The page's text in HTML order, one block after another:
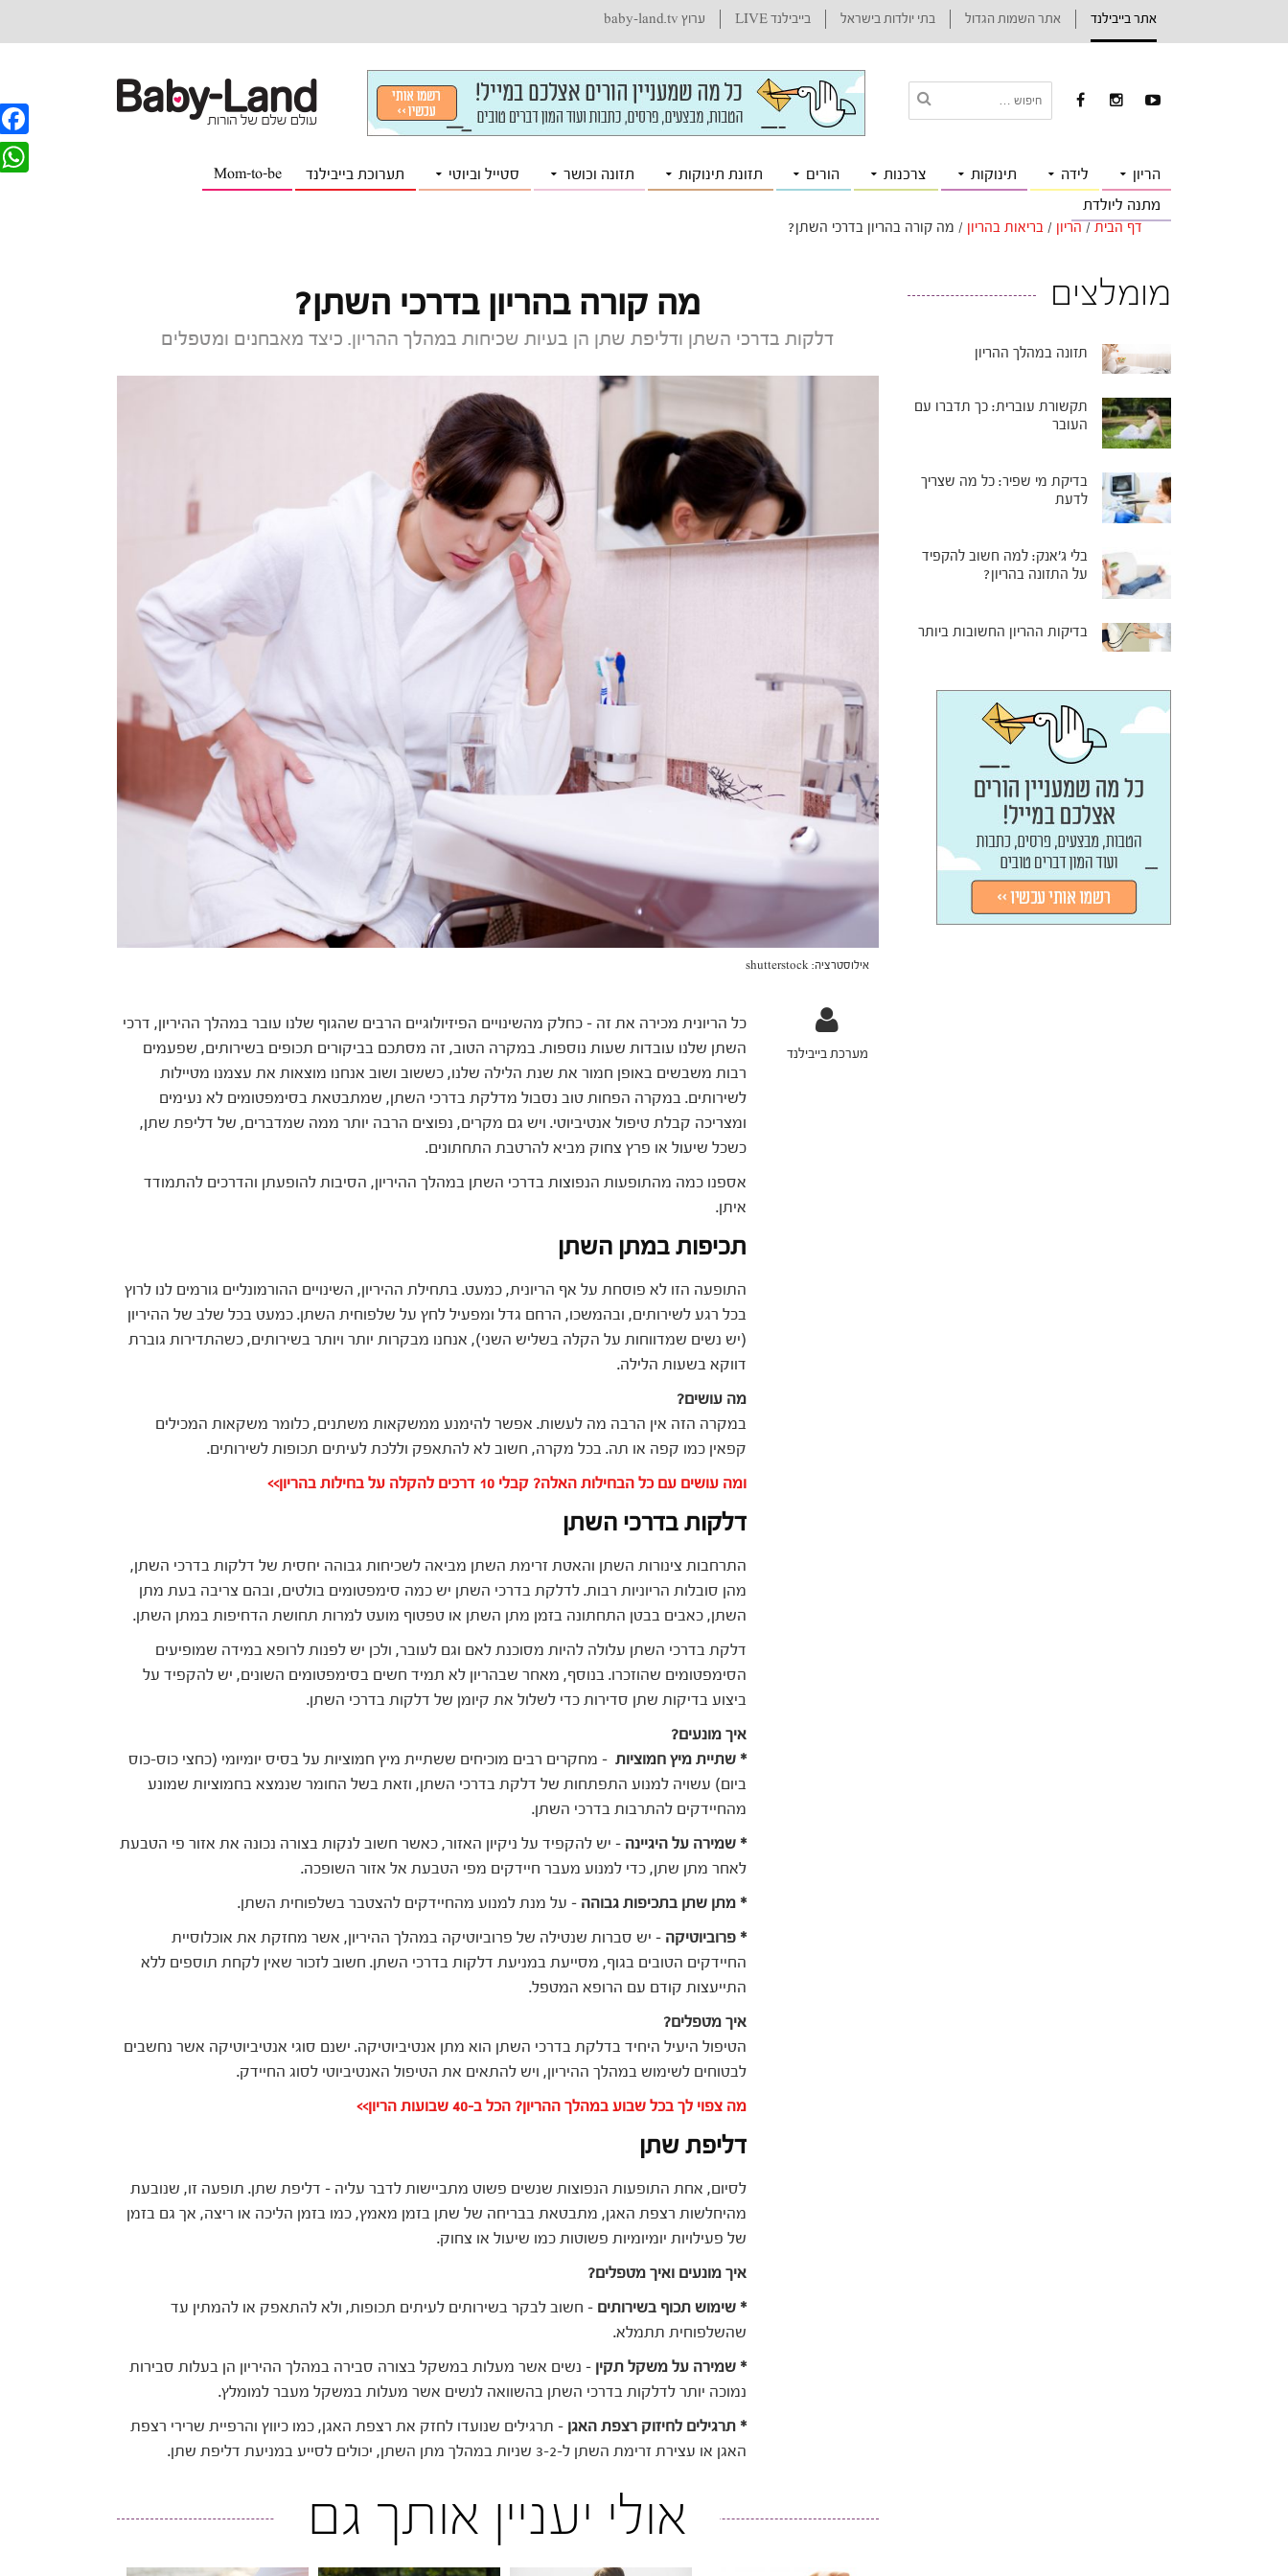
אתר בייבילנד אתר השמות הגדול בתי יולדות בישראל בייבילנד LIVE ערוץ baby-land.tv
הריון לידה תינוקות צרכנות הורים תזונת תינוקות תזונה וכושר סטייל וביוטי תערוכת בייבילנד Mom-to-be
מתנה ליולדת
דף הבית / הריון / בריאות בהריון / מה קורה בהריון בדרכי השתן?
מה קורה בהריון בדרכי השתן?
דלקות בדרכי השתן ודליפת שתן הן בעיות שכיחות במהלך ההריון. כיצד מאבחנים ומטפלים
אילוסטרציה: shutterstock
מערכת בייבילנד
כל הריונית מכירה את זה – כחלק מהשינויים הפיזיולוגיים הרבים שהגוף שלנו עובר במהלך ההיריון, דרכי
השתן שלנו עובדות שעות נוספות. במקרה הטוב, זה מסתכם בביקורים תכופים בשירותים, שפעמים
רבות משבשים באופן חמור את שנת הלילה שלנו, כששוב ושוב אנחנו מוצאות את עצמנו מטיילות
לשירותים. במקרה הפחות טוב נסבול מדלקת בדרכי השתן, שמתבטאת בסימפטומים לא נעימים
ומצריכה קבלת טיפול אנטיביוטי. ויש גם מקרים, נפוצים הרבה יותר ממה שמדברים, של דליפת שתן,
כשכל שיעול או פרץ צחוק מביא להרטבת התחתונים.
אספנו כמה מהתופעות הנפוצות בדרכי השתן במהלך ההיריון, הסיבות להופעתן והדרכים להתמודד
איתן.
תכיפות במתן השתן
התופעה הזו לא פוסחת על אף הריונית, כמעט. בתחילת ההיריון, השינויים ההורמונליים גורמים לנו לרוץ
בכל רגע לשירותים, ובהמשכו, הרחם גדל ומפעיל לחץ על שלפוחית השתן. כמעט בכל שלב של ההיריון
(יש נשים שמדווחות על הקלה בשליש השני), אנחנו מבקרות יותר ויותר בשירותים, כשהתדירות גוברת
דווקא בשעות הלילה.
מה עושים?
במקרה הזה אין הרבה מה לעשות. אפשר להימנע ממשקאות משתנים, כלומר משקאות המכילים
קפאין כמו קפה או תה. בכל מקרה, חשוב לא להתאפק וללכת לעיתים תכופות לשירותים.
ומה עושים עם כל הבחילות האלה? קבלי 10 דרכים להקלה על בחילות בהריון>>
דלקות בדרכי השתן
התרחבות צינורות השתן והאטת זרימת השתן מביאה לשכיחות גבוהה יחסית של דלקות בדרכי השתן,
מהן סובלות הריוניות רבות. לדלקת בדרכי השתן יש כמה סימפטומים בולטים, ובהם צריבה בעת מתן
השתן, כאבים בבטן התחתונה בזמן מתן השתן או טפטוף מועט למרות תחושת הדחיפות במתן השתן.
דלקת בדרכי השתן עלולה להיות מסוכנת לאם וגם לעובר, ולכן יש לפנות לרופא במידה שמופיעים
הסימפטומים שהוזכרו. בנוסף, מאחר שבהריון לא תמיד חשים בסימפטומים השונים, יש להקפיד על
ביצוע בדיקות שתן סדירות כדי לשלול את קיומן של דלקות בדרכי השתן.
איך מונעים?
* שתיית מיץ חמוציות – מחקרים רבים מוכיחים ששתיית מיץ חמוציות על בסיס יומיומי (כחצי כוס-כוס
ביום) עשויה למנוע התפתחות של דלקת בדרכי השתן, וזאת בשל החומר שנמצא בחמוציות שמונע
מהחיידקים להתרבות בדרכי השתן.
* שמירה על היגיינה – יש להקפיד על ניקיון האזור, כאשר חשוב לנקות בצורה נכונה את אזור פי הטבעת
לאחר מתן שתן, כדי למנוע מעבר חיידקים מפי הטבעת אל אזור השופכה.
* מתן שתן בתכיפות גבוהה – על מנת למנוע מהחיידקים להצטבר בשלפוחית השתן.
* פרוביוטיקה – יש סברות שנטילה של פרוביוטיקה במהלך ההיריון, אשר מחזקת את אוכלוסיית
החיידקים הטובים בגוף, מסייעת במניעת דלקות בדרכי השתן. חשוב לזכור שאין לקחת תוספים ללא
התייעצות קודם עם הרופא המטפל.
איך מטפלים?
הטיפול היעיל היחיד בדלקת בדרכי השתן הוא מתן אנטיביוטיקה. ישנם סוגי אנטיביוטיקה אשר נחשבים
לבטוחים לשימוש במהלך ההיריון, ויש להתאים את הטיפול האנטיביוטי לסוג החיידק.
מה צפוי לך בכל שבוע במהלך ההריון? הכל ב-40 שבועות הריון>>
דליפת שתן
לסיום, אחת התופעות הנפוצות שנשים פשוט מתביישות לדבר עליה – דליפת שתן. תופעה זו, שנובעת
מהיחלשות רצפת האגן, מתבטאת בבריחה של שתן בזמן מאמץ, כמו בזמן הליכה או ריצה, אך גם בזמן
של פעילויות יומיומיות פשוטות כמו שיעול או צחוק.
איך מונעים ואיך מטפלים?
* שימוש תכוף בשירותים – חשוב לבקר בשירותים לעיתים תכופות, ולא להתאפק או להמתין עד
שהשלפוחית תתמלא.
* שמירה על משקל תקין – נשים אשר מעלות במשקל בצורה סבירה במהלך ההיריון הן בעלות סבירות
נמוכה יותר לדלקות בדרכי השתן בהשוואה לנשים אשר מעלות במשקל מעבר למומלץ.
* תרגילים לחיזוק רצפת האגן – תרגילים שנועדו לחזק את רצפת האגן, כמו כיווץ והרפיית שרירי רצפת
האגן או עצירת זרימת השתן ל-3-2 שניות במהלך מתן השתן, יכולים לסייע במניעת דליפת שתן.
אולי יעניין אותך גם
מומלצים
תזונה במהלך ההריון
תקשורת עוברית: כך תדברו עם
העובר
בדיקת מי שפיר: כל מה שצריך
לדעת
בלי ג'אנק: למה חשוב להקפיד
על התזונה בהריון?
בדיקות ההריון החשובות ביותר
F